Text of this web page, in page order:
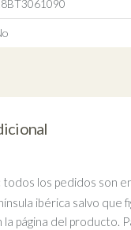
todos los pedidos son
ibérica salvo que
página del producto.